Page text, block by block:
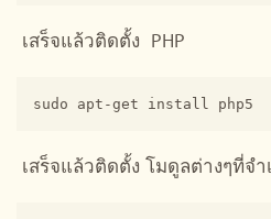
เสร็จแล้วติดตั้ง PHP
sudo apt-get install php5
เสร็จแล้วติดตั้ง โมดูลต่างๆที่จำ